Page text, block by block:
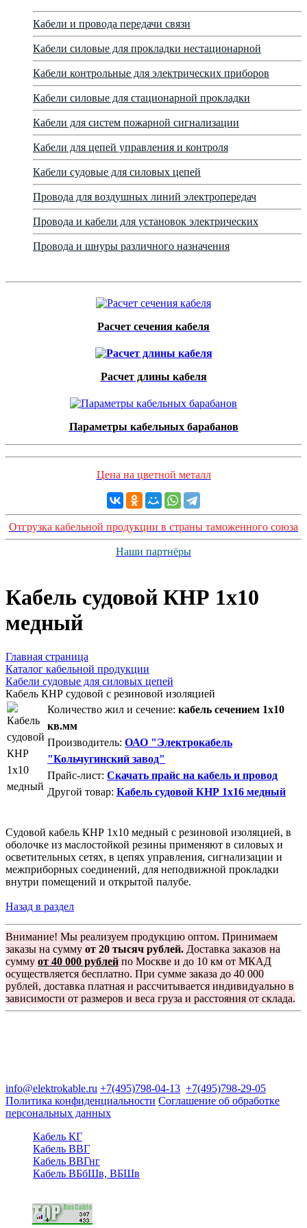
Кабели и провода передачи связи
Кабели силовые для прокладки нестационарной
Кабели контрольные для электрических приборов
Кабели силовые для стационарной прокладки
Кабели для систем пожарной сигнализации
Кабели для цепей управления и контроля
Кабели судовые для силовых цепей
Провода для воздушных линий электропередач
Провода и кабели для установок электрических
Провода и шнуры различного назначения
Расчет сечения кабеля
Расчет длины кабеля
Параметры кабельных барабанов
Цена на цветной металл
Отгрузка кабельной продукции в страны таможенного союза
Наши партнёры
Кабель судовой КНР 1x10
медный
Главная страница
Каталог кабельной продукции
Кабели судовые для силовых цепей
Кабель КНР судовой с резиновой изоляцией
Количество жил и сечение: кабель сечением 1x10
кв.мм
Производитель: ОАО "Электрокабель
"Кольчугинский завод"
Прайс-лист: Скачать прайс на кабель и провод
Другой товар: Кабель судовой КНР 1x16 медный
Судовой кабель КНР 1x10 медный с резиновой изоляцией, в
оболочке из маслостойкой резины применяют в силовых и
осветительных сетях, в цепях управления, сигнализации и
межприборных соединений, для неподвижной прокладки
внутри помещений и открытой палубе.
Назад в раздел
Внимание! Мы реализуем продукцию оптом. Принимаем
заказы на сумму от 20 тысяч рублей. Доставка заказов на
сумму от 40 000 рублей по Москве и до 10 км от МКАД
осуществляется бесплатно. При сумме заказа до 40 000
рублей, доставка платная и рассчитывается индивидуально в
зависимости от размеров и веса груза и расстояния от склада.
info@elektrokable.ru +7(495)798-04-13 +7(495)798-29-05
Политика конфиденциальности Соглашение об обработке
персональных данных
Кабель КГ
Кабель ВВГ
Кабель ВВГнг
Кабель ВБбШв, ВБШв